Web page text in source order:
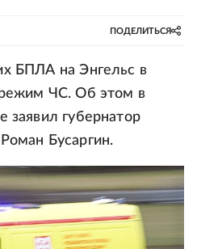
ПОДЕЛИТЬСЯ
БПЛА на Энгельс в
режим ЧС. Об этом в
заявил губернатор
Бусаргин.